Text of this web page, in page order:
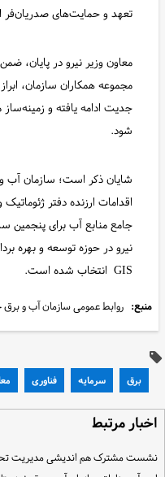
تعهد و حمایت‌های صدریان‌فر
معاون وزیر نیرو در پایان،
مجموعه همکاران سازمان،
جدیت ادامه یافته و
شود.
شایان ذکر است؛ سازمان آب و
اقدامات ارزنده دفتر
جامع منابع آب برای پنجمین
نیرو در حوزه توسعه و بهره
GIS انتخاب شده است.
منبع: روابط عمومی سازمان آب و برق
برق سرمایه فناوری
اخبار مرتبط
نشست مشترک هم اندیشی مدیریت